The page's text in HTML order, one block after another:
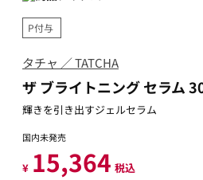
P付与
タチャ ／ TATCHA
ザ ブライトニング セラム
輝きを引き出すジェルセラム
国内未発売
¥ 15,364 税込